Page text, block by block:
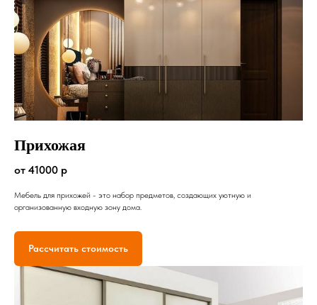
Прихожая
от 41000 р
Мебель для прихожей - это набор предметов, создающих уютную и
организованную входную зону дома.
Рассчитать стоимость